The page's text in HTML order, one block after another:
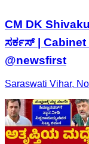
CM DK
ಸರ್ಕಸ್​ | Cabinet
@newsfirst
Saraswati Vihar,